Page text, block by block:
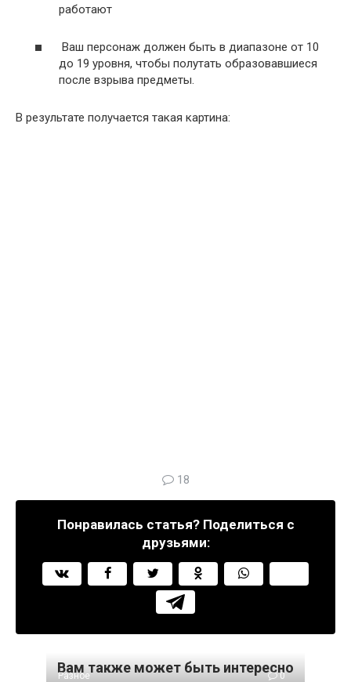
работают
Ваш персонаж должен быть в диапазоне от 10
до 19 уровня, чтобы полутать образовавшиеся
после взрыва предметы.
В результате получается такая картина:
18
Понравилась статья? Поделиться с
друзьями:
Вам также может быть интересно
Разное 0